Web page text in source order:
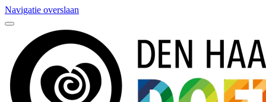
Navigatie overslaan